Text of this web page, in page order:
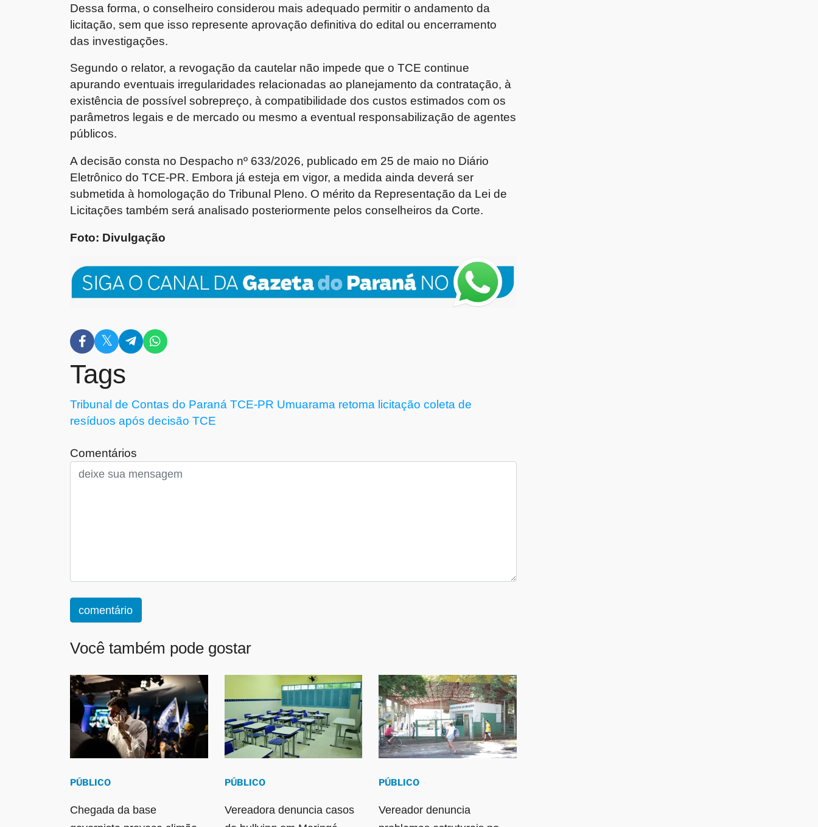
Dessa forma, o conselheiro considerou mais adequado permitir o andamento da
licitação, sem que isso represente aprovação definitiva do edital ou encerramento
das investigações.
Segundo o relator, a revogação da cautelar não impede que o TCE continue
apurando eventuais irregularidades relacionadas ao planejamento da contratação, à
existência de possível sobrepreço, à compatibilidade dos custos estimados com os
parâmetros legais e de mercado ou mesmo a eventual responsabilização de agentes
públicos.
A decisão consta no Despacho nº 633/2026, publicado em 25 de maio no Diário
Eletrônico do TCE-PR. Embora já esteja em vigor, a medida ainda deverá ser
submetida à homologação do Tribunal Pleno. O mérito da Representação da Lei de
Licitações também será analisado posteriormente pelos conselheiros da Corte.
Foto: Divulgação
Tags
Tribunal de Contas do Paraná TCE-PR Umuarama retoma licitação coleta de
resíduos após decisão TCE
Comentários
comentário
Você também pode gostar
PÚBLICO
Chegada da base
PÚBLICO
Vereadora denuncia casos
PÚBLICO
Vereador denuncia